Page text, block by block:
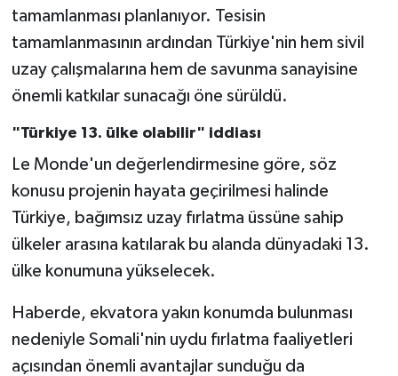
tamamlanması planlanıyor. Tesisin
tamamlanmasının ardından Türkiye'nin hem sivil
uzay çalışmalarına hem de savunma sanayisine
önemli katkılar sunacağı öne sürüldü.
"Türkiye 13. ülke olabilir" iddiası
Le Monde'un değerlendirmesine göre, söz
konusu projenin hayata geçirilmesi halinde
Türkiye, bağımsız uzay fırlatma üssüne sahip
ülkeler arasına katılarak bu alanda dünyadaki 13.
ülke konumuna yükselecek.
Haberde, ekvatora yakın konumda bulunması
nedeniyle Somali'nin uydu fırlatma faaliyetleri
açısından önemli avantajlar sunduğu da